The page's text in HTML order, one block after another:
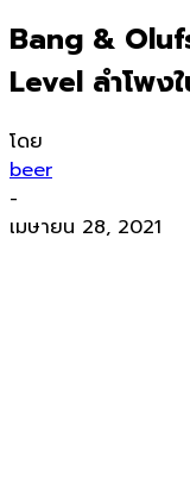
Bang &
Level ลำโพง
โดย
beer
-
เมษายน 28, 2021